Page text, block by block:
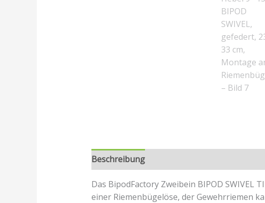
Beschreibung
Das BipodFactory Zweibein BIPOD
einer Riemenbügelöse, der Gewehrriemen